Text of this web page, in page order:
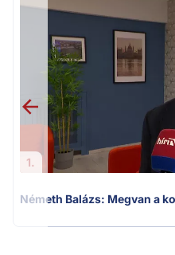
1.
Németh Balázs: Megvan a